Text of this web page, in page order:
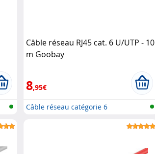
Câble réseau RJ45 cat. 6 U/UTP - 10
m Goobay
8,95€
Câble réseau catégorie 6